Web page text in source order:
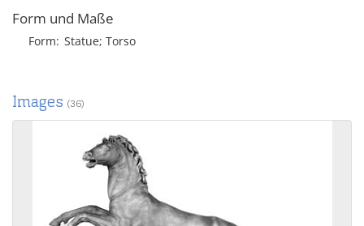
Form und Maße
Form Statue; Torso
Images (36)